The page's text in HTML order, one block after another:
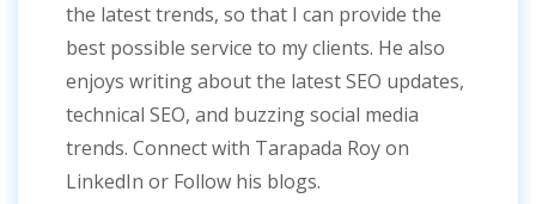
the latest trends, so that I can provide the
best possible service to my clients. He also
enjoys writing about the latest SEO updates,
technical SEO, and buzzing social media
trends. Connect with Tarapada Roy on
LinkedIn or Follow his blogs.